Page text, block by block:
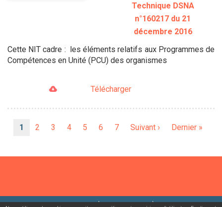
Technique DSNA
n°160217 du 21
décembre 2016
Cette NIT cadre : les éléments relatifs aux Programmes de
Compétences en Unité (PCU) des organismes
Télécharger
Page
1 Page
2 Page
3 Page
4 Page
5 Page
6 Page
7
Page
Suivant ›
Dernière
Dernier »